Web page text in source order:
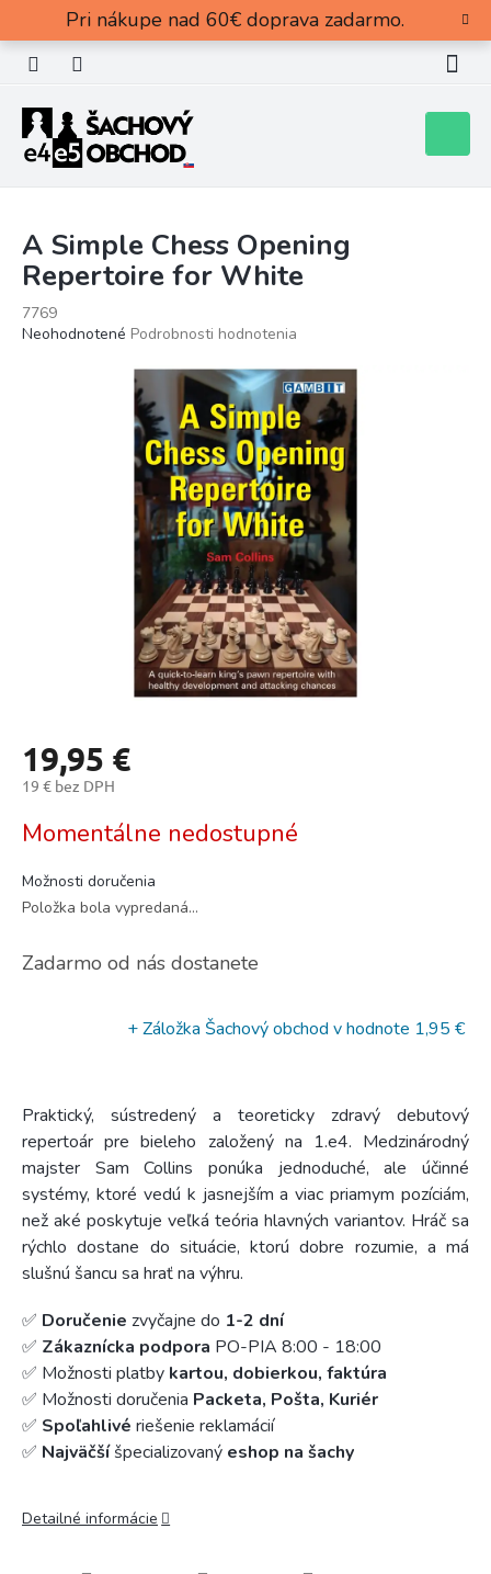
obsah
Pri nákupe nad 60€ doprava zadarmo.
košík
A Simple Chess Opening
Repertoire for White
7769
Priemerné
Neohodnotené Podrobnosti hodnotenia
19,95 €
19 € bez DPH
cena:
Momentálne nedostupné
Možnosti doručenia
Položka bola vypredaná…
Zadarmo od nás dostanete
+ Záložka Šachový obchod v hodnote 1,95 €
Praktický, sústredený a teoreticky zdravý debutový
repertoár pre bieleho založený na 1.e4. Medzinárodný
majster Sam Collins ponúka jednoduché, ale účinné
systémy, ktoré vedú k jasnejším a viac priamym pozíciám,
než aké poskytuje veľká teória hlavných variantov. Hráč sa
rýchlo dostane do situácie, ktorú dobre rozumie, a má
slušnú šancu sa hrať na výhru.
✅ Doručenie zvyčajne do 1-2 dní
✅ Zákaznícka podpora PO-PIA 8:00 - 18:00
✅ Možnosti platby kartou, dobierkou, faktúra
✅ Možnosti doručenia Packeta, Pošta, Kuriér
✅ Spoľahlivé riešenie reklamácií
✅ Najväčšíšpecializovaný eshop na šachy
Detailné informácie